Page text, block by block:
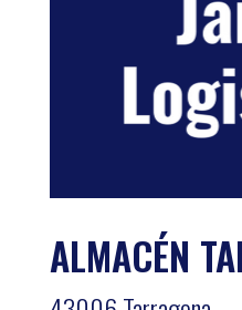
ALMACÉN